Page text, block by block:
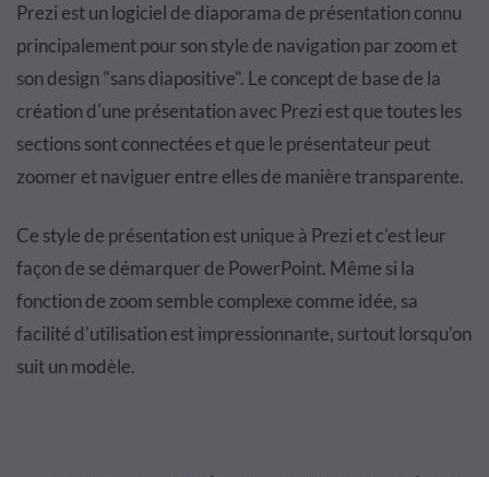
Prezi est un logiciel de diaporama de présentation connu
principalement pour son style de navigation par zoom et
son design "sans diapositive". Le concept de base de la
création d'une présentation avec Prezi est que toutes les
sections sont connectées et que le présentateur peut
zoomer et naviguer entre elles de manière transparente.
Ce style de présentation est unique à Prezi et c'est leur
façon de se démarquer de PowerPoint. Même si la
fonction de zoom semble complexe comme idée, sa
facilité d'utilisation est impressionnante, surtout lorsqu'on
suit un modèle.